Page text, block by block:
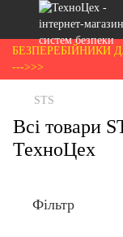
БЕЗПЕРЕБІЙНИКИ
--->>>
STS
Всі товари
ТехноЦех
Фільтр